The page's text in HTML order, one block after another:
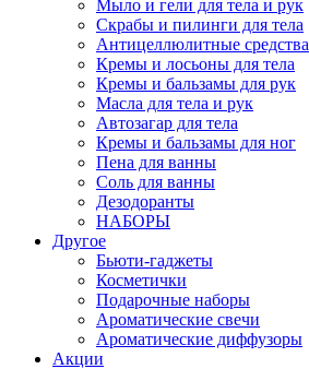
Мыло и гели для тела и рук
Скрабы и пилинги для тела
Антицеллюлитные средства
Кремы и лосьоны для тела
Кремы и бальзамы для рук
Масла для тела и рук
Автозагар для тела
Кремы и бальзамы для ног
Пена для ванны
Соль для ванны
Дезодоранты
НАБОРЫ
Другое
Бьюти-гаджеты
Косметички
Подарочные наборы
Ароматические свечи
Ароматические диффузоры
Акции